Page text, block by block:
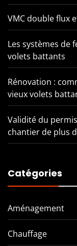
VMC double flux
Les systèmes de
volets battants
Rénovation :
vieux volets
Validité du
chantier de plus
Catégories
Aménagement
Chauffage